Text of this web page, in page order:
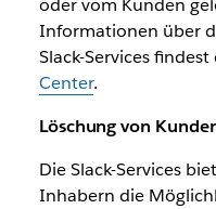
oder vom Kunden
Informationen über
Slack-Services findest
Center.
Löschung von
Die Slack-Services
Inhabern die